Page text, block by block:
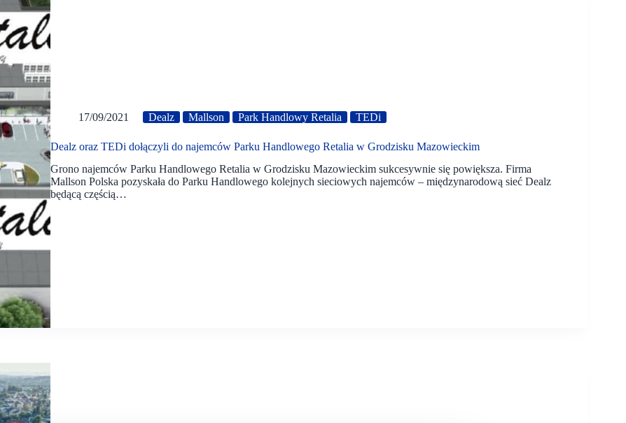
17/09/2021 Dealz Mallson Park Handlowy Retalia TEDi
Dealz oraz TEDi dołączyli do najemców Parku Handlowego Retalia w Grodzisku Mazowieckim
Grono najemców Parku Handlowego Retalia w Grodzisku Mazowieckim sukcesywnie się powiększa. Firma
Mallson Polska pozyskała do Parku Handlowego kolejnych sieciowych najemców – międzynarodową sieć Dealz
będącą częścią…